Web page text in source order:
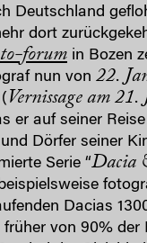
Deutschland
dort
forum in Bozen
nun von 22.
Vernissage am
er auf seiner
Dörfer seiner
Serie “Dacia
Dacias
früher von 90% der